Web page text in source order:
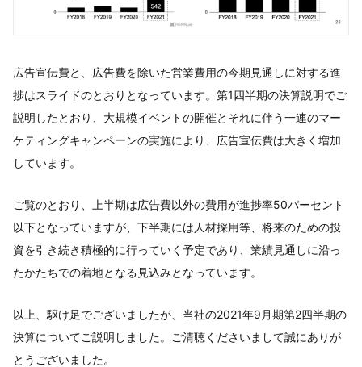
広告宣伝費と、広告費を除いた営業費用の今期見通しに対する進
捗はスライドのとおりとなっています。第1四半期の決算説明でご
説明したとおり、大規模イベントの開催とそれに伴う一連のマー
ケティングキャンペーンの実施により、広告宣伝費は大きく増加
しています。
ご覧のとおり、上半期は広告費以外の費用が進捗率50パーセント
以下となっていますが、下半期には人材採用等、将来のための投
資を引き続き積極的に行っていく予定であり、業績見通しに沿っ
たかたちでの着地となる見込みとなっています。
以上、駆け足でございましたが、当社の2021年9月期第2四半期の
決算についてご説明しました。ご清聴くださいまして誠にありが
とうございました。